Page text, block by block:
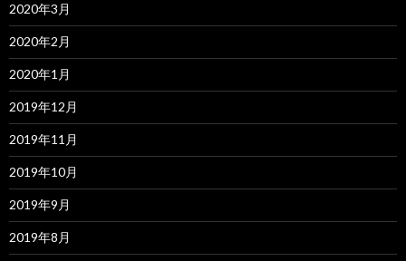
2020年3月
2020年2月
2020年1月
2019年12月
2019年11月
2019年10月
2019年9月
2019年8月